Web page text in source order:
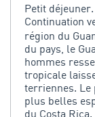
Petit déjeuner.
Continuation
région du
du pays, le
hommes
tropicale
terriennes. Le
plus belles
du Costa Rica.